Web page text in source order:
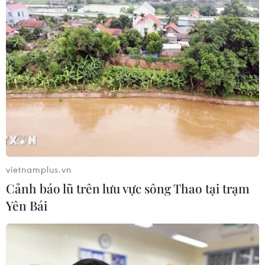
Đưa gốm sứ Bình Dương vào mạng
lưới thủ công sáng tạo thế giới
05/08/2026 11:53
Xem thêm
CƠ QUAN CHỦ QUẢN: THÔNG TẤN XÃ VIỆT NAM
Phó Tổng Biên tập: NGUYỄN THỊ TÁM, KHÚC THANH
vietnamplus.vn
Cảnh báo lũ trên lưu vực sông Thao tại trạm
Yên Bái